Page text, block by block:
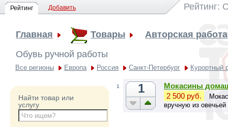
Рейтинг Добавить Рейтинг:
Главная Товары Авторская работа
Обувь ручной работы
Все регионы Европа Россия Санкт-Петербург Курортный
Найти товар или
услугу
1 1
Мокасины
2 500 руб.
вручную из